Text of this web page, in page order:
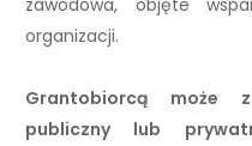
zawodowa, objęte
organizacji.
Grantobiorcą może
publiczny lub